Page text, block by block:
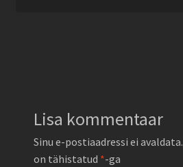
Lisa kommentaar
Sinu e-postiaadressi ei avaldata.
on tähistatud *-ga